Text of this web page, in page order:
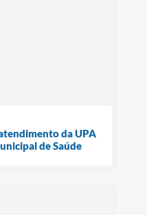
da UPA
de Saúde